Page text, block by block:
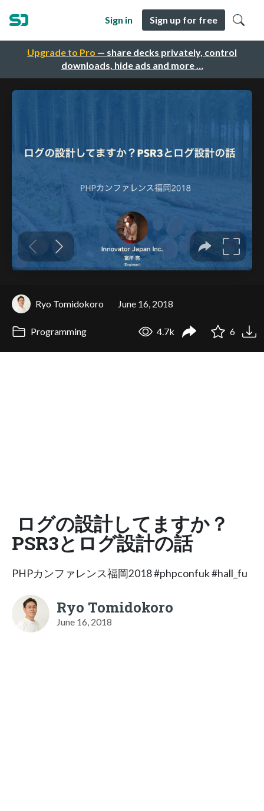
Upgrade to Pro — share decks privately, control
downloads, hide ads and more …
Sign in Sign up for free
Ryo Tomidokoro June 16, 2018
Programming 4.7k 6
ログの設計してますか？
PSR3とログ設計の話
PHPカンファレンス福岡2018 #phpconfuk #hall_fu
Ryo Tomidokoro
June 16, 2018